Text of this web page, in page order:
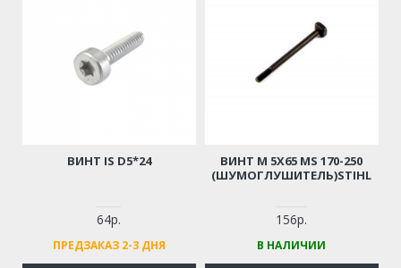
ВИНТ IS D5*24
64р.
ПРЕДЗАКАЗ 2-3 ДНЯ
ВИНТ М 5Х65 MS 170-250
(ШУМОГЛУШИТЕЛЬ)STIHL
156р.
В НАЛИЧИИ